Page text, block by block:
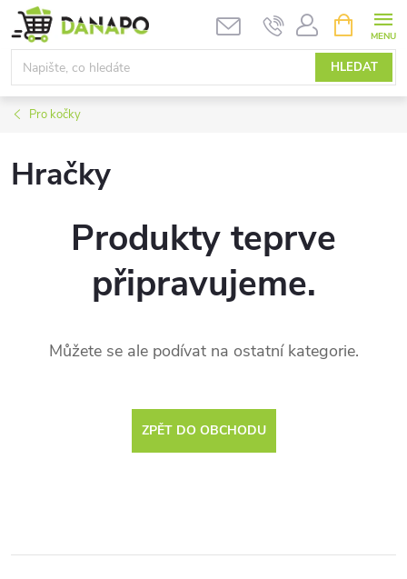
Přejít
na
obsah
HLEDAT
NÁKUPNÍ
KOŠÍK
Pro kočky
Hračky
Produkty teprve
připravujeme.
Můžete se ale podívat na ostatní kategorie.
ZPĚT DO OBCHODU